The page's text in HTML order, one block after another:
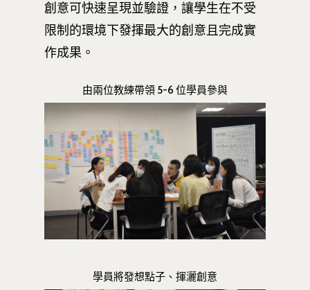
創意可快速呈現並驗證，讓學生在不受
限制的環境下發揮最大的創意且完成實
作成果。
由兩位教練帶領 5-6 位學員參與
學員將發想點子、揮灑創意